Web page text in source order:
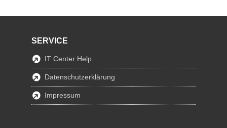
SERVICE
IT Center Help
Datenschutzerklärung
Impressum